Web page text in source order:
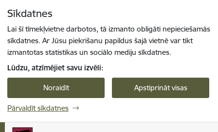
Sīkdatnes
Lai šī tīmekļvietne darbotos, tā izmanto obligāti nepieciešamās
sīkdatnes. Ar Jūsu piekrišanu papildus šajā vietnē var tikt
izmantotas statistikas un sociālo mediju sīkdatnes.
Lūdzu, atzīmējiet savu izvēli:
Noraidīt Apstiprināt visas
Pārvaldīt sīkdatnes